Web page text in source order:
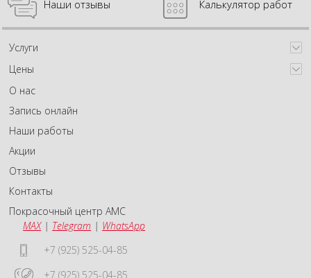
Наши отзывы Калькулятор работ
Услуги
Цены
О нас
Запись онлайн
Наши работы
Акции
Отзывы
Контакты
Покрасочный центр АМС
MAX| Telegram | WhatsApp
+7 (925) 525-04-85
+7 (925) 525-04-85